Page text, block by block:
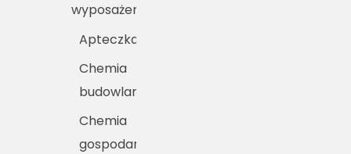
wyposażenie
Apteczka
Chemia
budowlana
Chemia
gospodarcza